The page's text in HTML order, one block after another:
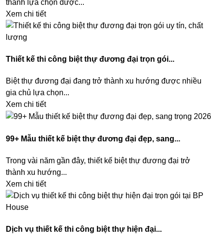
thành lựa chọn được...
Xem chi tiết
Thiết kế thi công biệt thự đương đại trọn gói...
Biệt thự đương đại đang trở thành xu hướng được nhiều
gia chủ lựa chọn...
Xem chi tiết
99+ Mẫu thiết kế biệt thự đương đại đẹp, sang...
Trong vài năm gần đây, thiết kế biệt thự đương đại trở
thành xu hướng...
Xem chi tiết
Dịch vụ thiết kế thi công biệt thự hiện đại...